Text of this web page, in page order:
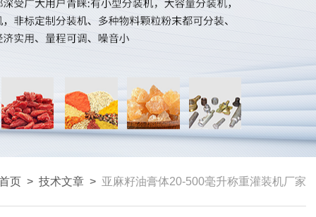
页 > 技术文章 > 亚麻籽油膏体20-500毫升称重灌装机厂家